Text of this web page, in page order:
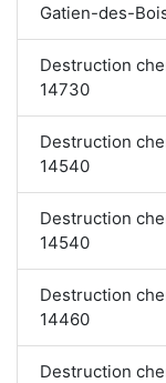
Gatien-des-
Destruction
14730
Destruction
14540
Destruction
14540
Destruction
14460
Destruction